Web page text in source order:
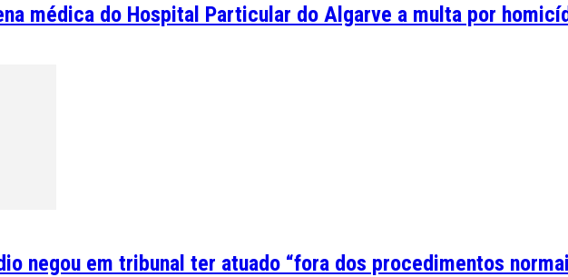
médica do Hospital Particular do Algarve a multa por
negou em tribunal ter atuado “fora dos procedimentos